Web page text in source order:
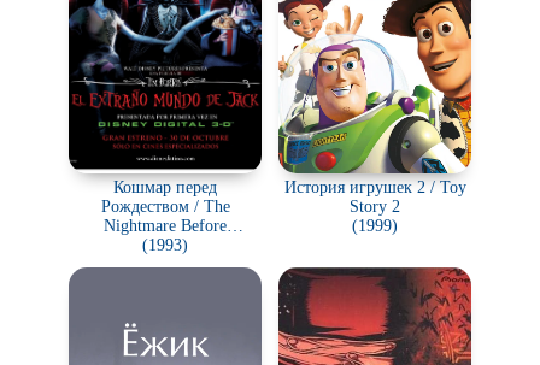
Кошмар перед
Рождеством / The
Nightmare Before
Christmas
(1993)
История игрушек 2 / Toy
Story 2
(1999)